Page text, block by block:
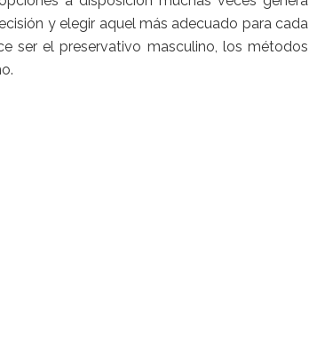
y elegir aquel más adecuado para cada
ser el preservativo masculino, los métodos